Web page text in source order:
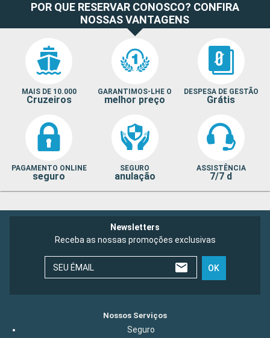
POR QUE RESERVAR CONOSCO? CONFIRA
NOSSAS VANTAGENS
MAIS DE 10.000
Cruzeiros
GARANTIMOS-LHE O
melhor preço
DESPESA DE GESTÃO
Grátis
PAGAMENTO ONLINE
seguro
SEGURO
anulação
ASSISTÊNCIA
7/7 d
Newsletters
Receba as nossas promoções exclusivas
SEU ÉMAIL OK
Nossos Serviços
Seguro